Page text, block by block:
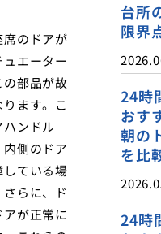
のドアが
エーター
部品が故
ます。こ
ンドル
側のドア
ている場
らに、ド
が正常に
台所
限界
24時
おす
朝の
を比
24時